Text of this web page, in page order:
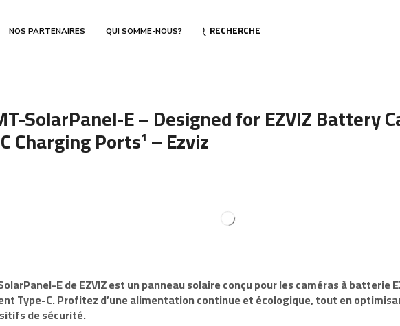
NOS PARTENAIRES QUI SOMME-NOUS? RECHERCHE
SolarPanel-E – Designed for EZVIZ Battery
Charging Ports¹ – Ezviz
EdeEZVIZest un panneau solaire conçu pour les caméras à batterie
Type-C. Profitez d’une alimentation continue et écologique, tout en
de sécurité.